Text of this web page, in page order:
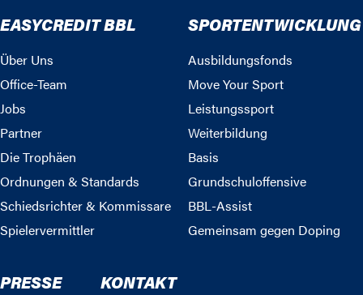
EASYCREDIT BBL
Über Uns
Office-Team
Jobs
Partner
Die Trophäen
Ordnungen & Standards
Schiedsrichter & Kommissare
Spielervermittler
SPORTENTWICKLUNG
Ausbildungsfonds
Move Your Sport
Leistungssport
Weiterbildung
Basis
Grundschuloffensive
BBL-Assist
Gemeinsam gegen Doping
PRESSE KONTAKT